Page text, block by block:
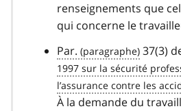
renseignements que
qui concerne le
Par.
37(3)
À la demande du